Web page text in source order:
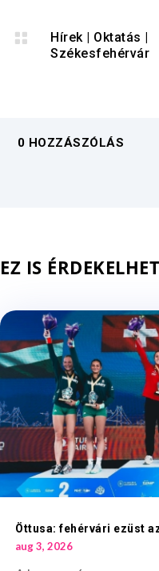
 Hírek| Oktatás
Székesfehérvár
0 HOZZÁSZÓLÁS
EZ IS ÉRDEKELHET
Öttusa: fehérvári ezüst
aug 3, 2026